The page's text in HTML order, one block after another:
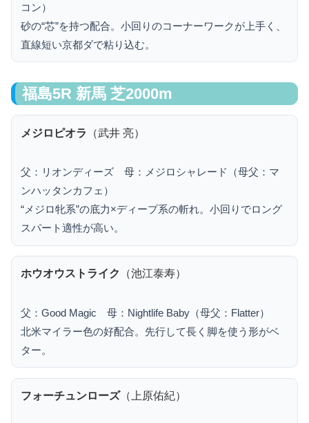
コン）
砂の“芯”を持つ配合。小回りのコーナーワークが上手く、
直線短い京都ダで粘り込む。
福島5R 新馬 芝2000m
メジロピオラ （武井 亮）
父：リオンディーズ 母：メジロシャレード（母父：マ
ンハッタンカフェ）
“メジロ牝系”の底力×ディープ系の斬れ。小回りでロング
スパート適性が高い。
ホウオウストライク （池江泰寿）
父：Good Magic 母：Nightlife Baby（母父：Flatter）
北米マイラー色の好配合。先行して長く脚を使う形がベ
ター。
フォーチュンローズ（上原佑紀）